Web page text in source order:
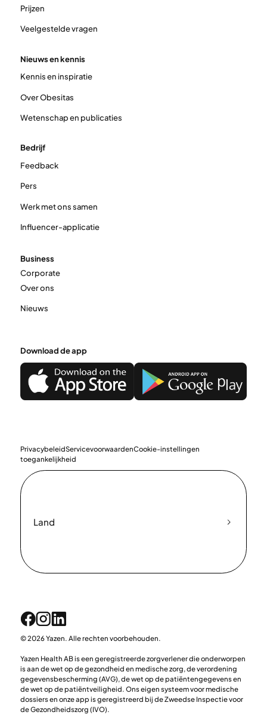
Prijzen
Veelgestelde vragen
Nieuws en kennis
Kennis en inspiratie
Over Obesitas
Wetenschap en publicaties
Bedrijf
Feedback
Pers
Werk met ons samen
Influencer-applicatie
Business
Corporate
Over ons
Nieuws
Download de app
PrivacybeleidServicevoorwaardenCookie-instellingen
toegankelijkheid
Land
© 2026 Yazen. Alle rechten voorbehouden.
Yazen Health AB is een geregistreerde zorgverlener die onderworpen
is aan de wet op de gezondheid en medische zorg, de verordening
gegevensbescherming (AVG), de wet op de patiëntengegevens en
de wet op de patiëntveiligheid. Ons eigen systeem voor medische
dossiers en onze app is geregistreerd bij de Zweedse Inspectie voor
de Gezondheidszorg (IVO).